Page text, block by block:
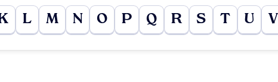
L M N O P Q R S T U V